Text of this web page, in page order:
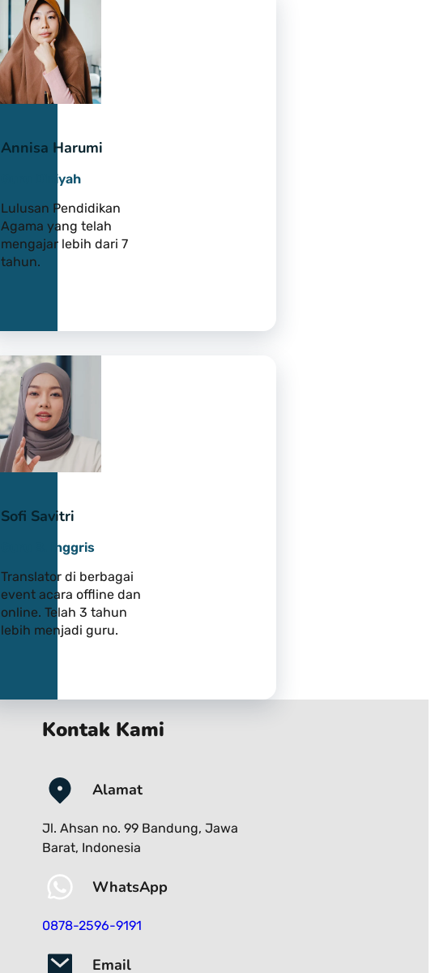
Annisa Harumi
Guru Diniyah
Lulusan Pendidikan
Agama yang telah
mengajar lebih dari 7
tahun.
Sofi Savitri
Guru B. Inggris
Translator di berbagai
event acara offline dan
online. Telah 3 tahun
lebih menjadi guru.
Kontak Kami
Alamat
Jl. Ahsan no. 99 Bandung, Jawa
Barat, Indonesia
WhatsApp
0878-2596-9191
Email